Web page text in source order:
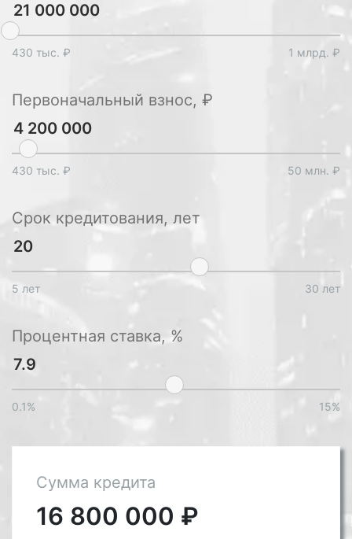
430 тыс. ₽ 1 млрд. ₽
Первоначальный взнос, ₽
430 тыс. ₽ 50 млн. ₽
Срок кредитования, лет
5 лет 30 лет
Процентная ставка, %
0.1% 15%
Сумма кредита
16 800 000 ₽